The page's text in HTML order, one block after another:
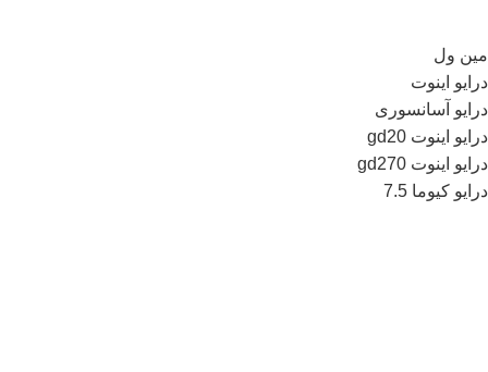
مین ول
درایو اینوت
درایو آسانسوری
درایو اینوت gd20
درایو اینوت gd270
درایو کیوما 7.5